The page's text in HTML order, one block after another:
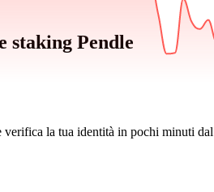
staking Pendle
la tua identità in pochi minuti dal